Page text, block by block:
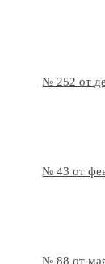
№ 252 от
№ 43 от
№ 88 от